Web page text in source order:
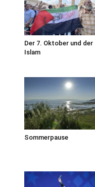
Der 7. Oktober und der
Islam
Sommerpause